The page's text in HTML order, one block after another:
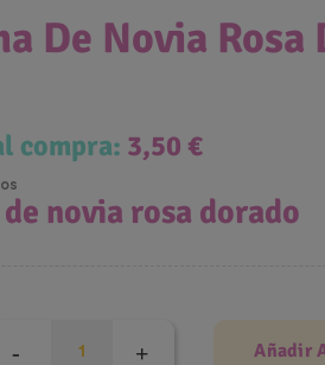
De Novia Rosa
compra: 3,50 €
novia rosa dorado
Añadir